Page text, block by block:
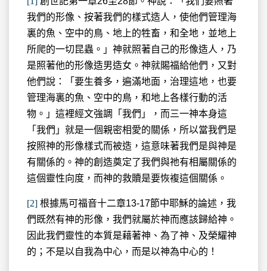
我們的形像、按著我們的樣式造人，使他們管理海
裏的魚、空中的鳥、地上的牲畜，和全地，並地上
所爬的一切昆蟲。」神就照著自己的形像造人，乃
是照著他的形像造男造女。神就賜福給他們，又對
他們說：「要生養多，遍滿地面，治理這地，也要
管理海裏的魚、空中的鳥，和地上各樣行動的活
物。」這裡經文強調「我們」，而三一神本身這
「我們」就是一個親密相愛的關係，所以當我們是
按照神的形像樣式而被造，這意味著我們是與神是
有關係的。神的創造奠定了我們與祂有相屬關係的
這個靈性向度，而神的救贖是要恢複這個關係。
[2] 根據馬可福音十二章13-17節中耶穌的論述，我
們既然有神的形像，我們就屬於神而應該歸給神。
因此我們靈性的本質是藉著神、為了神、及榮耀神
的；不是以自我為中心，而是以神為中心的！